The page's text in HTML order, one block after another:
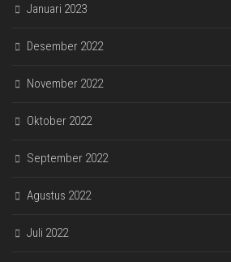
Januari 2023
Desember 2022
November 2022
Oktober 2022
September 2022
Agustus 2022
Juli 2022